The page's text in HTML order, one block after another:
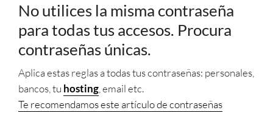
No utilices la misma contraseña
para todas tus accesos. Procura
contraseñas únicas.
Aplica estas reglas a todas tus contraseñas: personales,
bancos, tu hosting, email etc.
Te recomendamos este artículo de contraseñas